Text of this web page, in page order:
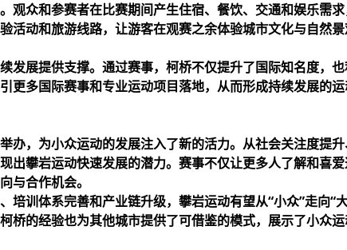
观众和参赛者在比赛期间产生住宿、餐饮、交通和娱乐需
活动和旅游线路，让游客在观赛之余体验城市文化与自然
发展提供支撑。通过赛事，柯桥不仅提升了国际知名度，
更多国际赛事和专业运动项目落地，从而形成持续发展的
办，为小众运动的发展注入了新的活力。从社会关注度提
出攀岩运动快速发展的潜力。赛事不仅让更多人了解和喜
与合作机会。
培训体系完善和产业链升级，攀岩运动有望从“小众”走向“
桥的经验也为其他城市提供了可借鉴的模式，展示了小众